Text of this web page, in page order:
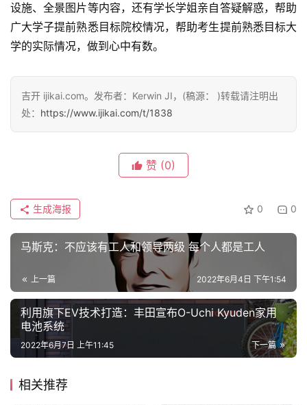
设施、全景图片等内容，还有学长学姐亲自答疑解惑，帮助
广大学子提前熟悉目标院校情况，帮助考生提前熟悉目标大
学的实际情况，做到心中有数。
吉开 ijikai.com。发布者：Kerwin JI，(稿源： )转载请注明出
处： https://www.ijikai.com/t/1838
赞 (0)
0 0
生成海报
马斯克：不应该有工人和领导两级 每个人都是工人
上一篇 2022年6月4日 下午1:54
利用旗下EV技术打造：丰田宣布O-Uchi Kyuden家用
电池系统
下一篇
2022年6月7日 上午11:45
相关推荐